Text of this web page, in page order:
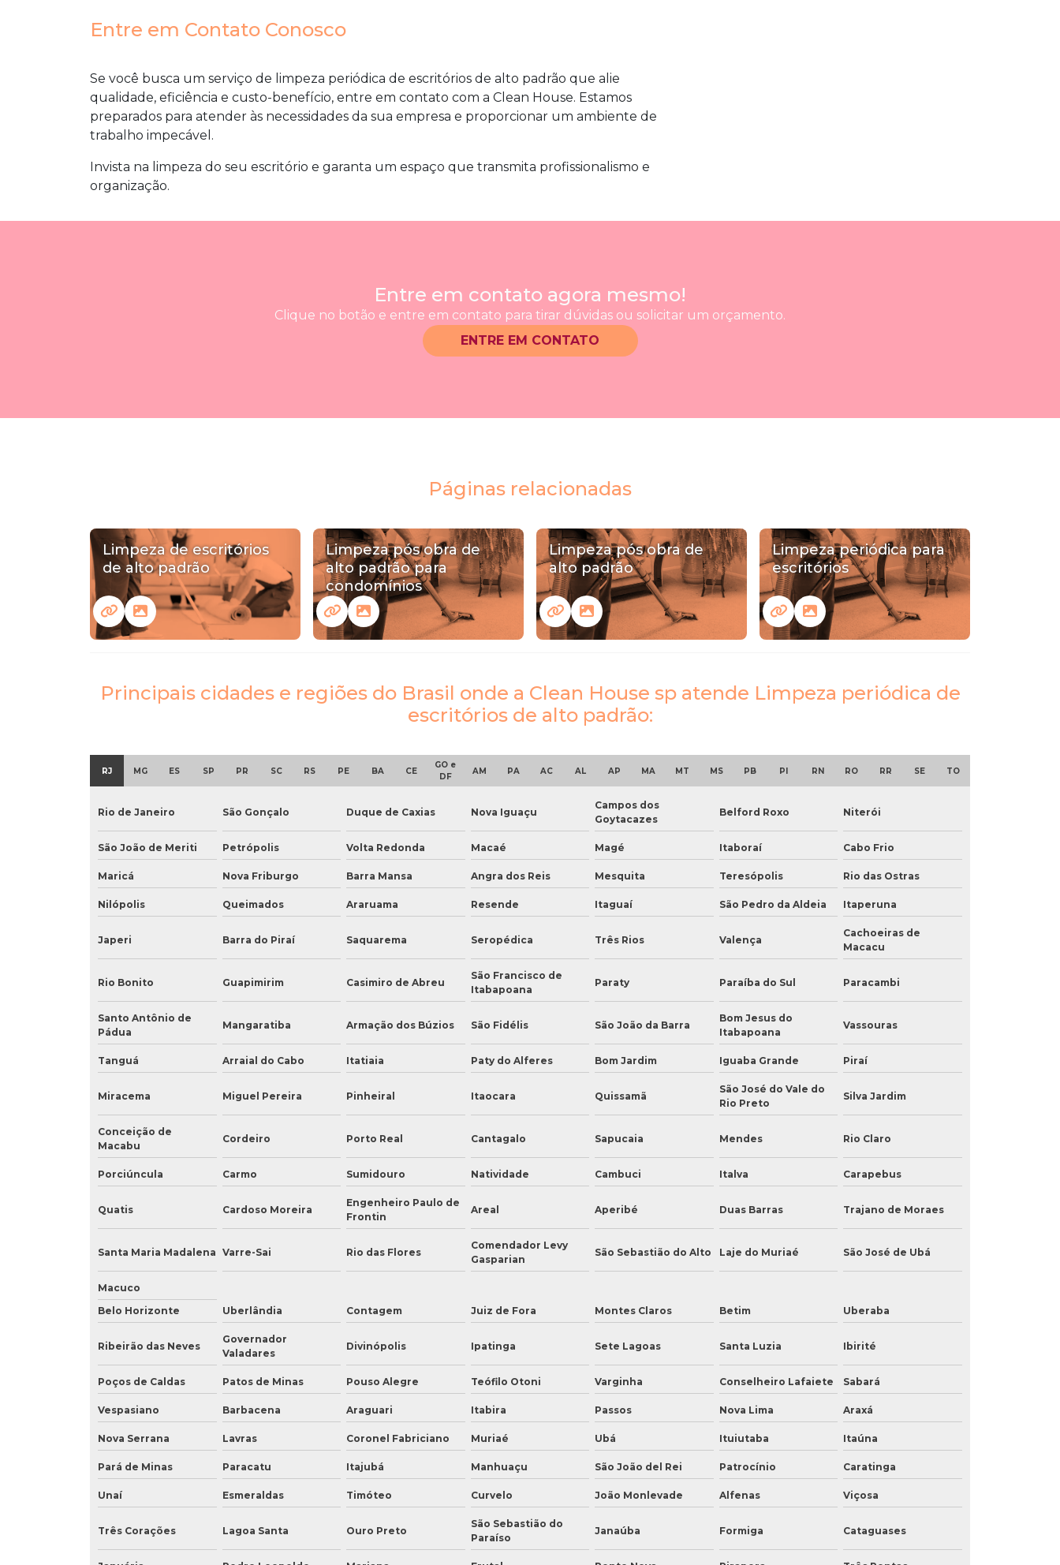
Entre em Contato Conosco
Se você busca um serviço de limpeza periódica de escritórios de alto padrão que alie
qualidade, eficiência e custo-benefício, entre em contato com a Clean House. Estamos
preparados para atender às necessidades da sua empresa e proporcionar um ambiente de
trabalho impecável.
Invista na limpeza do seu escritório e garanta um espaço que transmita profissionalismo e
organização.
Entre em contato agora mesmo!
Clique no botão e entre em contato para tirar dúvidas ou solicitar um orçamento.
ENTRE EM CONTATO
Páginas relacionadas
Limpeza de escritórios
de alto padrão
Limpeza pós obra de
alto padrão para
condomínios
Limpeza pós obra de
alto padrão
Limpeza periódica para
escritórios
Principais cidades e regiões do Brasil onde a Clean House sp atende Limpeza periódica de
escritórios de alto padrão:
RJ MG ES SP PR SC RS PE BA CE
GO e
DF
AM PA AC AL AP MA MT MS PB PI RN RO RR SE TO
Rio de Janeiro São Gonçalo Duque de Caxias Nova Iguaçu
Campos dos
Goytacazes
Belford Roxo Niterói
São João de Meriti Petrópolis Volta Redonda Macaé Magé Itaboraí Cabo Frio
Maricá Nova Friburgo Barra Mansa Angra dos Reis Mesquita Teresópolis Rio das Ostras
Nilópolis Queimados Araruama Resende Itaguaí São Pedro da Aldeia Itaperuna
Japeri Barra do Piraí Saquarema Seropédica Três Rios Valença
Cachoeiras de
Macacu
Rio Bonito Guapimirim Casimiro de Abreu
São Francisco de
Itabapoana
Paraty Paraíba do Sul Paracambi
Santo Antônio de
Pádua
Mangaratiba Armação dos Búzios São Fidélis São João da Barra
Bom Jesus do
Itabapoana
Vassouras
Tanguá Arraial do Cabo Itatiaia Paty do Alferes Bom Jardim Iguaba Grande Piraí
Miracema Miguel Pereira Pinheiral Itaocara Quissamã
São José do Vale do
Rio Preto
Silva Jardim
Conceição de
Macabu
Cordeiro Porto Real Cantagalo Sapucaia Mendes Rio Claro
Porciúncula Carmo Sumidouro Natividade Cambuci Italva Carapebus
Quatis Cardoso Moreira
Engenheiro Paulo de
Frontin
Areal Aperibé Duas Barras Trajano de Moraes
Santa Maria Madalena Varre-Sai Rio das Flores
Comendador Levy
Gasparian
São Sebastião do Alto Laje do Muriaé São José de Ubá
Macuco
Belo Horizonte
Uberlândia Contagem Juiz de Fora Montes Claros Betim Uberaba
Ribeirão das Neves
Governador
Valadares
Divinópolis Ipatinga Sete Lagoas Santa Luzia Ibirité
Poços de Caldas Patos de Minas Pouso Alegre Teófilo Otoni Varginha Conselheiro Lafaiete Sabará
Vespasiano Barbacena Araguari Itabira Passos Nova Lima Araxá
Nova Serrana Lavras Coronel Fabriciano Muriaé Ubá Ituiutaba Itaúna
Pará de Minas Paracatu Itajubá Manhuaçu São João del Rei Patrocínio Caratinga
Unaí Esmeraldas Timóteo Curvelo João Monlevade Alfenas Viçosa
Três Corações Lagoa Santa Ouro Preto
São Sebastião do
Paraíso
Janaúba Formiga Cataguases